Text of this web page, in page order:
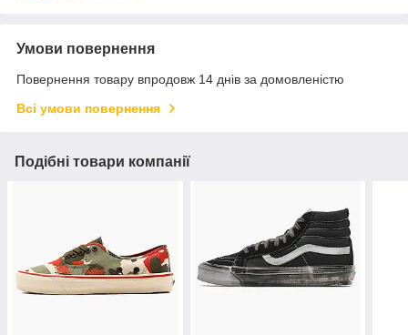
Умови повернення
Повернення товару впродовж 14 днів за домовленістю
Всі умови повернення
Подібні товари компанії